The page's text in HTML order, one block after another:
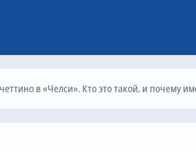
в «Челси». Кто это такой, и почему именно